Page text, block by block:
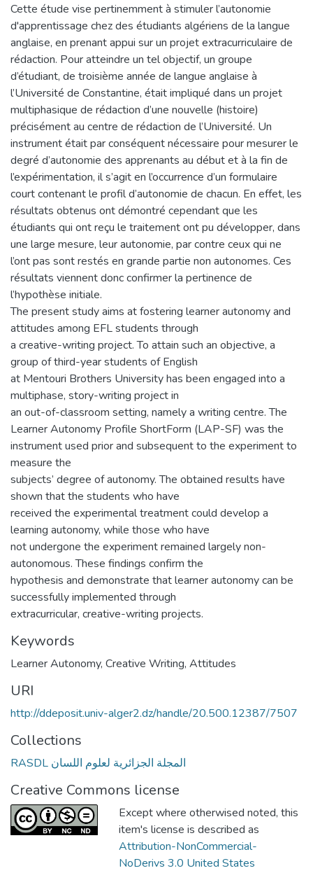
Cette étude vise pertinemment à stimuler l’autonomie
d'apprentissage chez des étudiants algériens de la langue
anglaise, en prenant appui sur un projet extracurriculaire de
rédaction. Pour atteindre un tel objectif, un groupe
d’étudiant, de troisième année de langue anglaise à
l’Université de Constantine, était impliqué dans un projet
multiphasique de rédaction d’une nouvelle (histoire)
précisément au centre de rédaction de l’Université. Un
instrument était par conséquent nécessaire pour mesurer le
degré d’autonomie des apprenants au début et à la fin de
l’expérimentation, il s’agit en l’occurrence d’un formulaire
court contenant le profil d’autonomie de chacun. En effet, les
résultats obtenus ont démontré cependant que les
étudiants qui ont reçu le traitement ont pu développer, dans
une large mesure, leur autonomie, par contre ceux qui ne
l’ont pas sont restés en grande partie non autonomes. Ces
résultats viennent donc confirmer la pertinence de
l’hypothèse initiale.
The present study aims at fostering learner autonomy and
attitudes among EFL students through
a creative-writing project. To attain such an objective, a
group of third-year students of English
at Mentouri Brothers University has been engaged into a
multiphase, story-writing project in
an out-of-classroom setting, namely a writing centre. The
Learner Autonomy Profile ShortForm (LAP-SF) was the
instrument used prior and subsequent to the experiment to
measure the
subjects’ degree of autonomy. The obtained results have
shown that the students who have
received the experimental treatment could develop a
learning autonomy, while those who have
not undergone the experiment remained largely non-
autonomous. These findings confirm the
hypothesis and demonstrate that learner autonomy can be
successfully implemented through
extracurricular, creative-writing projects.
Keywords
Learner Autonomy, Creative Writing, Attitudes
URI
http://ddeposit.univ-alger2.dz/handle/20.500.12387/7507
Collections
RASDL المجلة الجزائرية لعلوم اللسان
Creative Commons license
Except where otherwised noted, this
item's license is described as
Attribution-NonCommercial-
NoDerivs 3.0 United States